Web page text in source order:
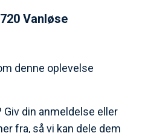
Vanløse
denne oplevelse
din anmeldelse eller
fra, så vi kan dele dem